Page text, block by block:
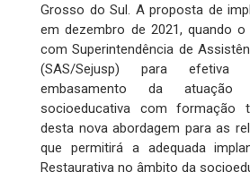
Grosso do Sul. A proposta de
em dezembro de 2021, quando
com Superintendência de
(SAS/Sejusp) para efetiva
embasamento da atuação
socioeducativa com formação
desta nova abordagem para as
que permitirá a adequada
Restaurativa no âmbito da